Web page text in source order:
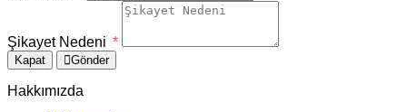
Şikayet Nedeni *
Kapat Gönder
Hakkımızda